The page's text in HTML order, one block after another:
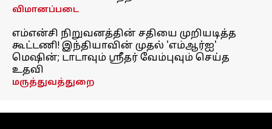
விமானப்படை
எம்என்சி நிறுவனத்தின் சதியை முறியடித்த
கூட்டணி! இந்தியாவின் முதல் 'எம்ஆர்ஐ'
மெஷின்; டாடாவும் ஸ்ரீதர் வேம்புவும் செய்த
உதவி
மருத்துவத்துறை